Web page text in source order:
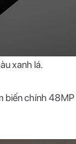
xanh lá.
chính